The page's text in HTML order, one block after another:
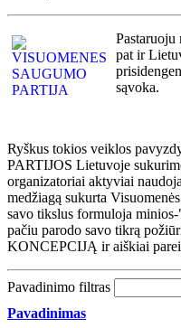
pat ir
sąvoka.
Ryškus tokios veiklos
PARTIJOS Lietuvoje
organizatoriai aktyviai
medžiagą sukurta
savo tikslus formuloja
pačiu parodo savo tikrą
KONCEPCIJĄ ir aiškiai
Pavadinimo filtras
Pavadinimas